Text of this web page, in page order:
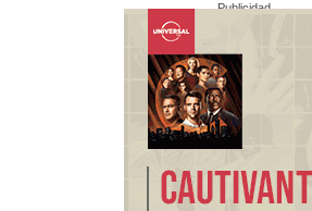
Publicidad